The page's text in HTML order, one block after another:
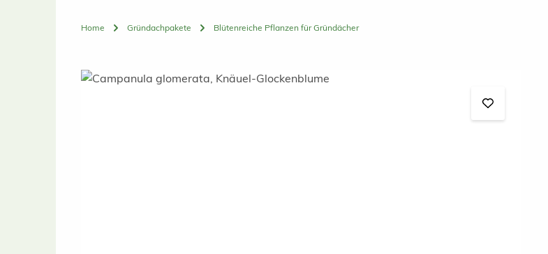
Home Gründachpakete Blütenreiche Pflanzen für Gründächer
Bildergalerie überspringen